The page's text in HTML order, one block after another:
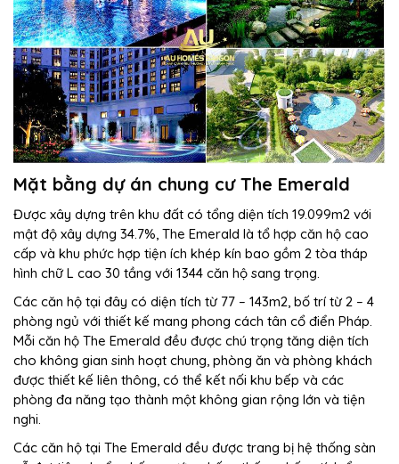
Mặt bằng dự án chung cư The Emerald
Được xây dựng trên khu đất có tổng diện tích 19.099m2 với
mật độ xây dựng 34.7%, The Emerald là tổ hợp căn hộ cao
cấp và khu phức hợp tiện ích khép kín bao gồm 2 tòa tháp
hình chữ L cao 30 tầng với 1344 căn hộ sang trọng.
Các căn hộ tại đây có diện tích từ 77 – 143m2, bố trí từ 2 – 4
phòng ngủ với thiết kế mang phong cách tân cổ điển Pháp.
Mỗi căn hộ The Emerald đều được chú trọng tăng diện tích
cho không gian sinh hoạt chung, phòng ăn và phòng khách
được thiết kế liên thông, có thể kết nối khu bếp và các
phòng đa năng tạo thành một không gian rộng lớn và tiện
nghi.
Các căn hộ tại The Emerald đều được trang bị hệ thống sàn